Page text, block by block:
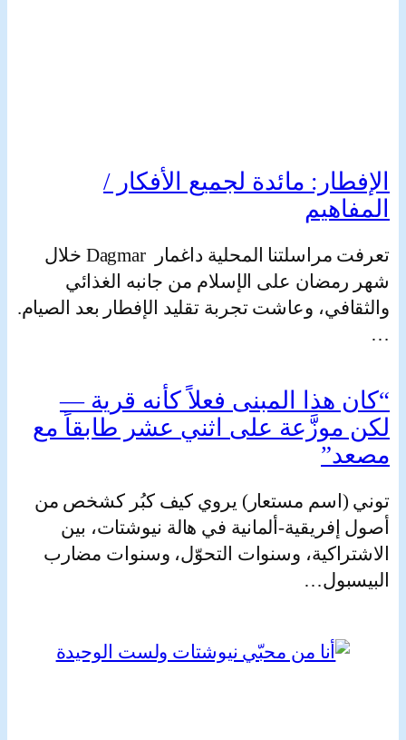
Fastenbrechen mit einem Abendessen in Gemeinschaft © KI-
generiert / Adobe Firefly
مائدة لجميع الأفكار /
تعرفت مراسلتنا المحلية داغمار Dagmar خلال
على الإسلام من جانبه الغذائي
وعاشت تجربة تقليد الإفطار بعد الصيام.
هذا المبنى فعلاً كأنه قرية —
على اثني عشر طابقاً مع
(اسم مستعار) يروي كيف كبُر كشخص من
ألمانية في هالة نيوشتات، بين
وسنوات التحوّل، وسنوات مضارب